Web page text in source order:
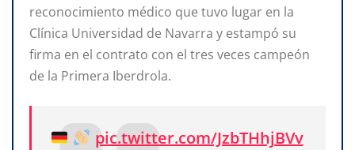
reconocimiento médico que tuvo lugar en la
Clínica Universidad de Navarra y estampó su
firma en el contrato con el tres veces campeón
de la Primera Iberdrola.
pic.twitter.com/JzbTHhjBVv